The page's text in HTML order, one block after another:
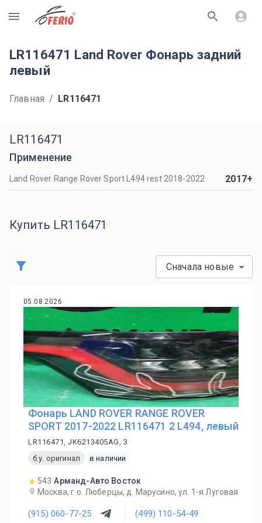
R
LR116471 Land Rover Фонарь задний
левый
Главная / LR116471
LR116471
Применение
Land Rover Range Rover Sport L494 rest 2018-2022 2017+
Купить LR116471
Сначала новые
05.08.2026
Фонарь LAND ROVER RANGE ROVER
SPORT 2017-2022 LR116471 2 L494, левый
LR116471, JK6213405AG, 3
б.у. оригинал
в наличии
543 Арманд-Авто Восток
Москва, г.о. Люберцы, д. Марусино, ул. 1-я Луговая
(915) 060-77-25 (499) 110-54-49